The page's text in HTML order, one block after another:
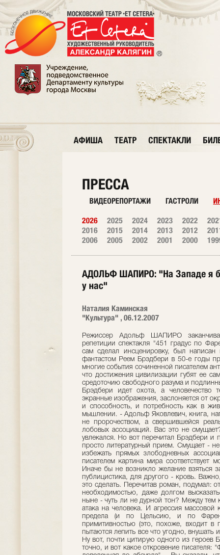
АФИША ТЕАТР СПЕКТАКЛИ
ПРЕССА
ВИДЕОРЕПОРТАЖИ ГАСТРОЛИ
2026 2025 2024 2023 2022
2016
2015 2014 2013 2012
2006
2005 2002 2001 2000
АДОЛЬФ ШАПИРО: "На Западе я
у нас"
Наталия Каминская
"Культура" , 06.12.2007
Режиссер Адольф ШАПИРО заканчивает в московском Театре "Et Cetera" репетиции спектакля "451 градус по Фаренгейту". Роман, на основе которого он сам сделал инсценировку, был написан выдающимся американским писателем-фантастом Реем Брэдбери в 50-е годы прошлого столетия, но к нынешнему дню многие события сочиненной писателем антиутопии, похоже, сбылись. Роман о том, что достижения цивилизации губят ее самое, апеллирует к книге как наивысшему средоточию свободного разума и подлинных чувств. Именно на книги в антиутопии Брэдбери идет охота, а человечество тем временем потребляет примитивные экранные изображения, заслоняется от окружающего мира наушниками, утрачивает и способность, и потребность как в живом общении, так и в самостоятельном мышлении. - Адольф Яковлевич, книга, написанная более 50 лет назад, звучит уже не пророчеством, а свершившейся реальностью. Но хороший театр не любит лобовых ассоциаций. Вас это не смущает? - Фантастикой я никогда особенно не увлекался. Но вот перечитал Брэдбери и понял, что элементы фантастики у него - просто литературный прием. Смущает - не смущает? Конечно, хочется, как всегда, избежать прямых злободневных ассоциаций. А с другой стороны - описанная писателем картина мира соответствует моему восприятию происходящего у нас. Иначе бы не возникло желание взяться за постановку. Ведь то, что для одного - публицистика, для другого - кровь. Важно, удастся ли художественно убедительно это сделать. Перечитав роман, подумал: отчего в самые дурные времена считалось необходимостью, даже долгом высказаться по поводу происходящего вокруг, а ныне - чуть ли не дурной тон? Между тем как раз сегодня идет редкая по наглости атака на человека. И агрессия массовой культуры зашкаливает черту возможного предела (и по Цельсию, и по Фаренгейту). С редкой настойчивостью и примитивностью (это, похоже, входит в правила игры) из людей, как из глины, пытаются лепить все что угодно, внушать им, что они должны думать и чувствовать. Ну вот, почти цитирую одного из героев Брэдбери. Но если уж цитировать, лучше точно, и вот какое откровение писателя: "Фантастика - это наша действительность, доведенная до абсурда". - Вы сказали, что в современном театре стало немодно высказываться на общественно значимые темы. По-моему, это не совсем так, просто высказывания звучат иначе и зачастую, увы, весьма опосредованно и невнятно. - Возможно. Вы, понятное дело, больше смотрите спектаклей, чем я. - Вы считаете, что проекция событий романа на наше время - это проблема всего земного шара или только наша, отечественная? - Проблема глобальная, но у нас она, как водится, приобретает совсем уродливые черты. Знаете, если бы мне предложили ставить этот спектакль на Западе, я бы отказался. Там есть довольно много других форм сопротивления всеобщему оболваниванию. - Например? - Ну например, телеканалы, которые активно противостоят попсе, масскульту. У нас один - "Культура". Включая его, ловлю себя на мысли, что смотрю эмигрантский канал или канал другой страны. Ибо остальные до смешного единообразны - и в общественной позиции, и в эстетических устремлениях. Если нет альтернативного радио, альтернативного телевидения, значит - вперед к застою! - Значит ли это, что там кто-то озабочен "противоядием", а у нас никто не озабочен? Или мы, как всегда, опоздали? - Подозреваю, что процент людей, озабоченных будущим, всюду невысок. Вопрос - насколько они имеют возможность влиять на события, есть ли у них вера в то, что от них что-то зависит. Я имею в виду ту часть населения, которую принято называть интеллигенцией. Похоже, одни подняли ручки вверх, другие махнули на все рукой. И каждый нашел комфортное объяснение собственной капитуляции. Хитрить с самим собой - дело нехитрое. В результате - нет серьезного противостояния тем, кто задумал унификацию общества, и им довольно легко удается претворять свои мечты в жизнь. Тут проблема не только, не столько культурологическая, сколько социальная: мы на пути к принятию единоначалия, единомыслия и единовкусия. - У Брэдбери ясно, что это задумано. Но у нас, создается ощущение, - это просто бездумные действия временщиков или издержки неустойчивого капитализма. - Неверно! Все делается сознательно и целенаправленно. А как иначе? Если бы это не было задумано, кто-то наверху должен был бы сказать: стоп! Ведь телеканалы-то государственные, кажется? Другое дело, нельзя примитивно представлять ситуацию - собрались злоумышленники в бане и решили: сделаем это! Увы, происходящее обусловлено всем ходом общественной жизни. Ориентация на недумающего человека проводится последовательно. В ней нет ошибок и просветов. Когда что-то происходит случайно, это всегда имеет вид какого-то сумбура, коллажа; фрагментами так, фрагментами этак. Но тут все монолитно - начиная с программы новостей и кончая ледовым шоу или "Фабрикой звезд". К сожалению, уровень прозорливости наших граждан не больно высок, прибавьте к этому отсутствие стойких демократических традиций, хроническое отсутствие плюрализма. Вот